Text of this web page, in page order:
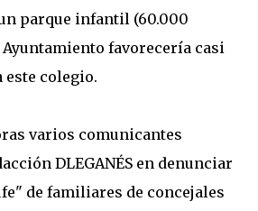
parque infantil (60.000
Ayuntamiento favorecería casi
este colegio.
varios comunicantes
DLEGANÉS en denunciar
de familiares de concejales